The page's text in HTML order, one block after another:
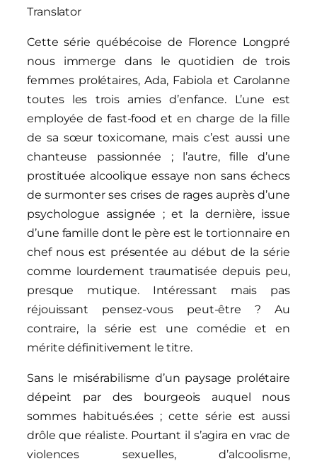
Translator
Cette série québécoise de Florence Longpré
nous immerge dans le quotidien de trois
femmes prolétaires, Ada, Fabiola et Carolanne
toutes les trois amies d’enfance. L’une est
employée de fast-food et en charge de la fille
de sa sœur toxicomane, mais c’est aussi une
chanteuse passionnée ; l’autre, fille d’une
prostituée alcoolique essaye non sans échecs
de surmonter ses crises de rages auprès d’une
psychologue assignée ; et la dernière, issue
d’une famille dont le père est le tortionnaire en
chef nous est présentée au début de la série
comme lourdement traumatisée depuis peu,
presque mutique. Intéressant mais pas
réjouissant pensez-vous peut-être ? Au
contraire, la série est une comédie et en
mérite définitivement le titre.
Sans le misérabilisme d’un paysage prolétaire
dépeint par des bourgeois auquel nous
sommes habitués.ées ; cette série est aussi
drôle que réaliste. Pourtant il s’agira en vrac de
violences sexuelles, d’alcoolisme,